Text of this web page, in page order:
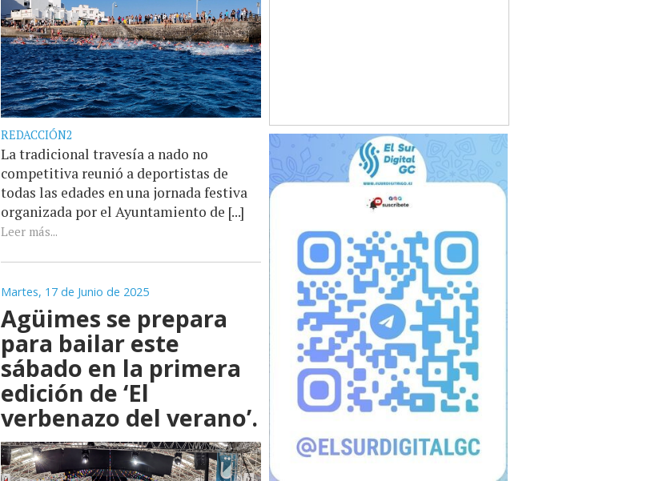
REDACCIÓN2
La tradicional travesía a nado no
competitiva reunió a deportistas de
todas las edades en una jornada festiva
organizada por el Ayuntamiento de [...]
Leer más...
Martes, 17 de Junio de 2025
Agüimes se prepara
para bailar este
sábado en la primera
edición de ‘El
verbenazo del verano’.